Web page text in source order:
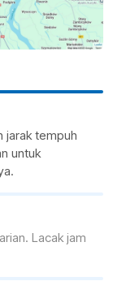
jarak tempuh
untuk
Lacak jam